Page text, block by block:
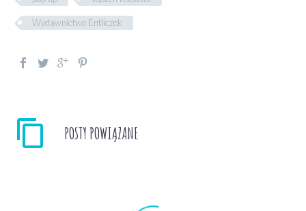
Wydawnictwo Entliczek
POSTY POWIĄZANE